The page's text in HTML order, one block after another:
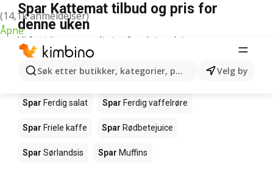
(14,1k anmeldelser)
Åpne
Søk etter butikker, kategorier, produkter...Velg by
Spar Kattemat tilbud og pris for
denne uken
Vi fant ingen resultater for det ordet.
Andre produkter i butikkene Spar
Spar Spar Makrell i tomat
Spar Ferdig salat Spar Ferdig vaffelrøre
Spar Friele kaffe Spar Rødbetejuice
Spar Sørlandsis Spar Muffins